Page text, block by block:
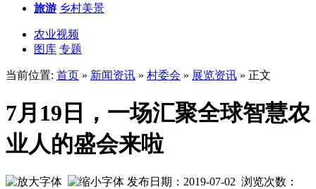
旅游 乡村美景
农业视频
图库 专题
当前位置: 首页 » 新闻资讯 » 村委会 » 展览资讯 » 正文
7月19日，一场汇聚全球智慧农
业人的盛会来啦
发布日期：2019-07-02 浏览次数：